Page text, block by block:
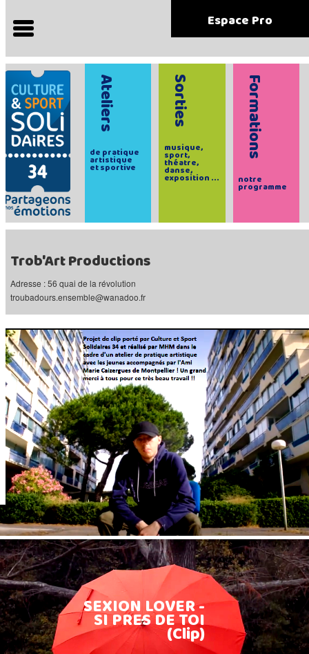
Espace Pro
Ateliers
de pratique
artistique
et sportive
Sorties
musique,
sport,
théatre,
danse,
exposition ...
Formations
notre
programme
Trob'Art Productions
Adresse : 56 quai de la révolution
troubadours.ensemble@wanadoo.fr
SEXION LOVER -
SI PRES DE TOI
(Clip)